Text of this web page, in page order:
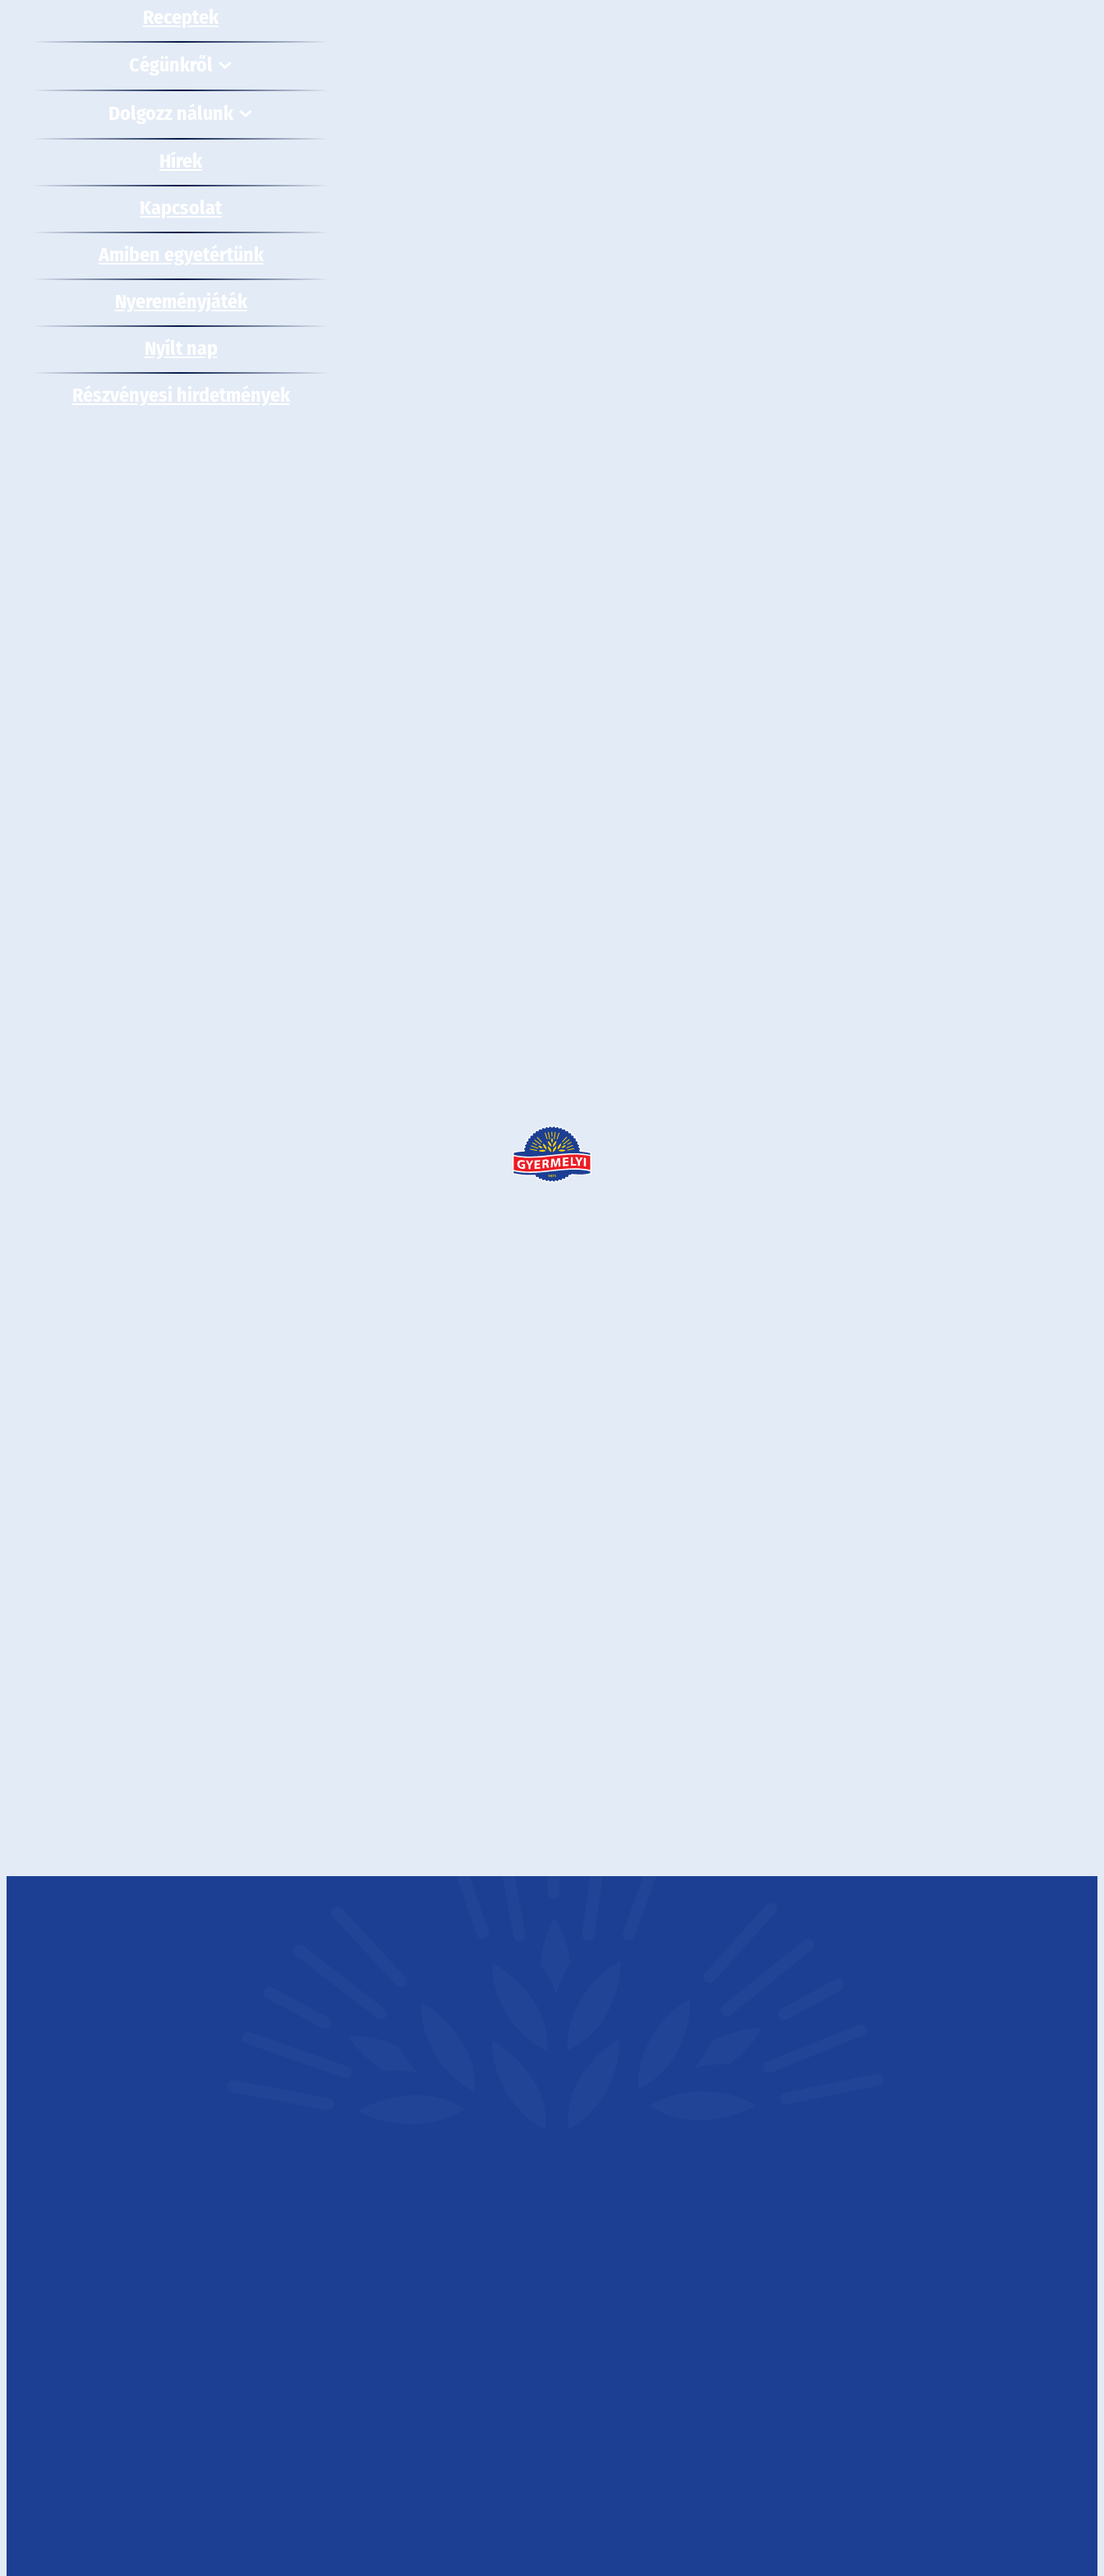
Receptek
Cégünkről
Dolgozz nálunk
Hírek
Kapcsolat
Amiben egyetértünk
Nyereményjáték
Nyílt nap
Részvényesi hirdetmények